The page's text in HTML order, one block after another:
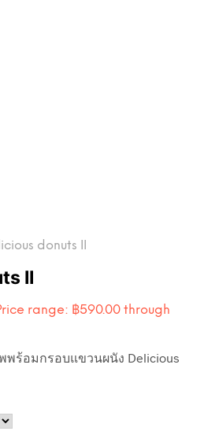
donuts II
II
range: ฿590.00 through
พร้อมกรอบแขวนผนัง Delicious